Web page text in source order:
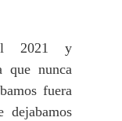
2021 y
que nunca
fuera